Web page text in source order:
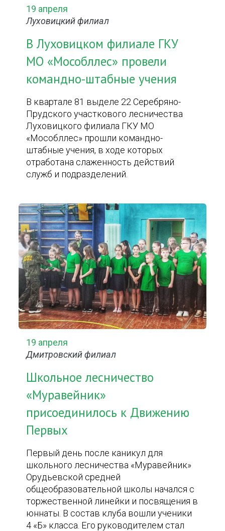
19 апреля
Луховицкий филиал
В Луховицком филиале ГКУ
МО «Мособллес» провели
командно-штабные учения
В квартале 81 выделе 22 Серебряно-
Прудского участкового лесничества
Луховицкого филиала ГКУ МО
«Мособллес» прошли командно-
штабные учения, в ходе которых
отработана слаженность действий
служб и подразделений.
19 апреля
Дмитровский филиал
Школьное лесничество
«Муравейник»
присоединилось к Движению
Первых
Первый день после каникул для
школьного лесничества «Муравейник»
Орудьевской средней
общеобразовательной школы начался с
торжественной линейки и посвящения в
юннаты. В состав клуба вошли ученики
4 «Б» класса. Его руководителем стал